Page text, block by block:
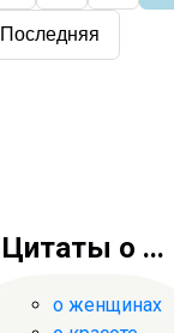
Последняя
Цитаты о ...
о женщинах